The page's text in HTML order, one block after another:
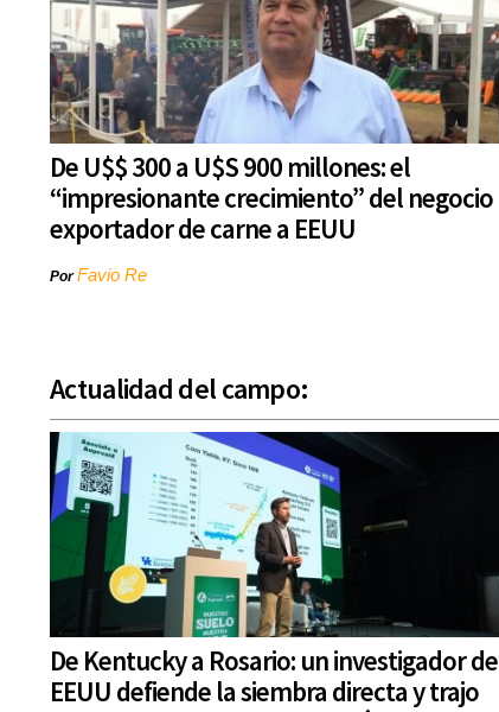
De U$$ 300 a U$S 900 millones: el
“impresionante crecimiento” del negocio
exportador de carne a EEUU
PorFavio Re
Actualidad del campo:
De Kentucky a Rosario: un investigador de
EEUU defiende la siembra directa y trajo